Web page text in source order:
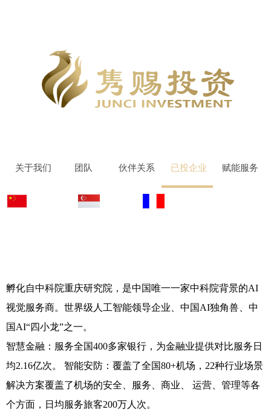
关于我们 团队 伙伴关系 已投企业 赋能服务
孵化自中科院重庆研究院，是中国唯一一家中科院背景的AI
视觉服务商。世界级人工智能领导企业、中国AI独角兽、中
国AI“四小龙”之一。
智慧金融：服务全国400多家银行，为金融业提供对比服务日
均2.16亿次。 智能安防：覆盖了全国80+机场，22种行业场景
解决方案覆盖了机场的安全、服务、商业、 运营、管理等各
个方面，日均服务旅客200万人次。